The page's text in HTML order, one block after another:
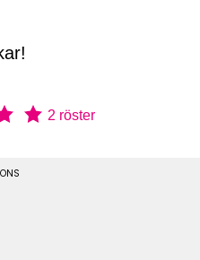
2 röster